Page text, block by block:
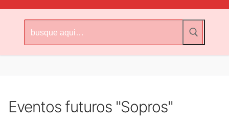
o
conteúdo
por:
Eventos futuros "Sopros"